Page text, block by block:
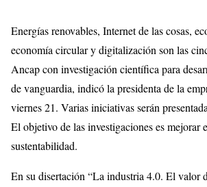
Energías renovables, Internet de las cosas,
economía circular y digitalización son las
Ancap con investigación científica para
de vanguardia, indicó la presidenta de la
viernes 21. Varias iniciativas serán
El objetivo de las investigaciones es mejorar
sustentabilidad.
En su disertación “La industria 4.0. El valor